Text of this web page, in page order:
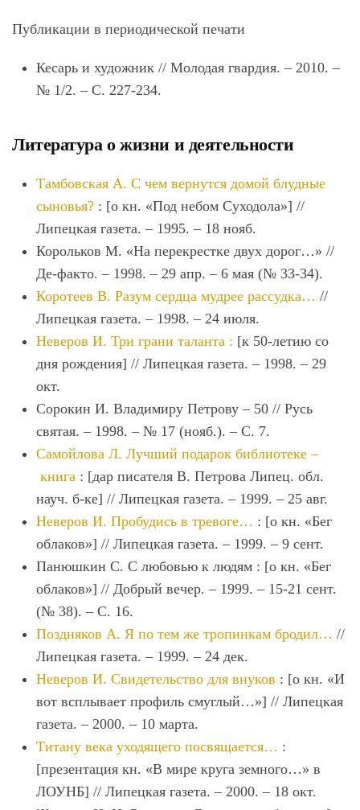
Публикации в периодической печати
Кесарь и художник // Молодая гвардия. – 2010. –
№ 1/2. – С. 227-234.
Литература о жизни и деятельности
Тамбовская А. С чем вернутся домой блудные
сыновья? : [о кн. «Под небом Суходола»] //
Липецкая газета. – 1995. – 18 нояб.
Корольков М. «На перекрестке двух дорог…» //
Де-факто. – 1998. – 29 апр. – 6 мая (№ 33-34).
Коротеев В. Разум сердца мудрее рассудка… //
Липецкая газета. – 1998. – 24 июля.
Неверов И. Три грани таланта : [к 50-летию со
дня рождения] // Липецкая газета. – 1998. – 29
окт.
Сорокин И. Владимиру Петрову – 50 // Русь
святая. – 1998. – № 17 (нояб.). – С. 7.
Самойлова Л. Лучший подарок библиотеке –
книга : [дар писателя В. Петрова Липец. обл.
науч. б-ке] // Липецкая газета. – 1999. – 25 авг.
Неверов И. Пробудись в тревоге… : [о кн. «Бег
облаков»] // Липецкая газета. – 1999. – 9 сент.
Панюшкин С. С любовью к людям : [о кн. «Бег
облаков»] // Добрый вечер. – 1999. – 15-21 сент.
(№ 38). – С. 16.
Поздняков А. Я по тем же тропинкам бродил… //
Липецкая газета. – 1999. – 24 дек.
Неверов И. Свидетельство для внуков : [о кн. «И
вот всплывает профиль смуглый…»] // Липецкая
газета. – 2000. – 10 марта.
Титану века уходящего посвящается… :
[презентация кн. «В мире круга земного…» в
ЛОУНБ] // Липецкая газета. – 2000. – 18 окт.